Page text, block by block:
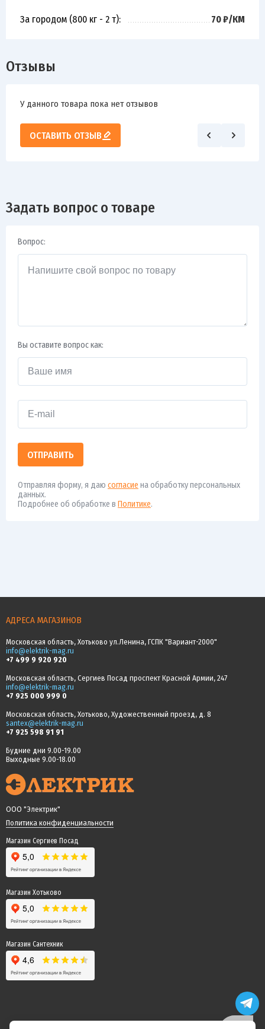
За городом (800 кг - 2 т): 70 ₽/КМ
Отзывы
У данного товара пока нет отзывов
ОСТАВИТЬ ОТЗЫВ
Задать вопрос о товаре
Вопрос:
Вы оставите вопрос как:
ОТПРАВИТЬ
Отправляя форму, я даю согласие на обработку персональных
данных.
Подробнее об обработке в Политике.
АДРЕСА МАГАЗИНОВ
Московская область, Хотьково ул.Ленина, ГСПК "Вариант-2000"
info@elektrik-mag.ru
+7 499 9 920 920
Московская область, Сергиев Посад проспект Красной Армии, 247
info@elektrik-mag.ru
+7 925 000 999 0
Московская область, Хотьково, Художественный проезд, д. 8
santex@elektrik-mag.ru
+7 925 598 91 91
Будние дни 9.00-19.00
Выходные 9.00-18.00
ООО "Электрик"
Политика конфиденциальности
Магазин Сергиев Посад
Магазин Хотьково
Магазин Сантехник